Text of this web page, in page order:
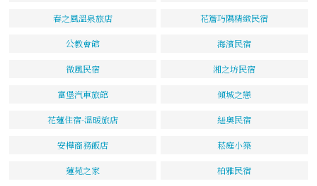
春之風溫泉旅店 花簷巧隅精緻民宿
公教會館 海濱民宿
微風民宿 湘之坊民宿
富堡汽車旅館 傾城之戀
花蓮住宿-溫暖旅店 紐奧民宿
安樺商務飯店 菘庭小築
蓮苑之家 柏雅民宿